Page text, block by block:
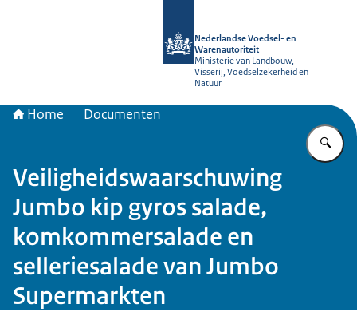
Nederlandse Voedsel- en
Warenautoriteit
Ministerie van Landbouw,
Visserij, Voedselzekerheid en
Natuur
Home Documenten
Veiligheidswaarschuwing
Jumbo kip gyros salade,
komkommersalade en
selleriesalade van Jumbo
Supermarkten